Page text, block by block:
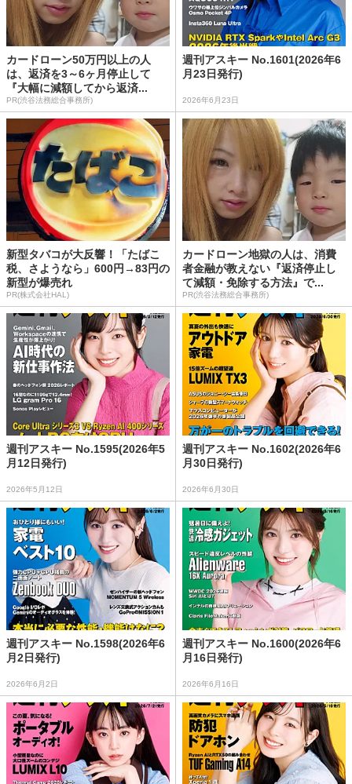
カードローン50万円以上の人
は、返済を3～6ヶ月停止して
『大幅に減額してから返済...
PR(渋谷法務総合事務所)
週刊アスキー No.1601(2026年6
月23日発行)
2026年6月23日
新型タバコが大反響！「たばこ
税、さようなら」600円→83円の
新型が爆売れ
PR(株式会社HAL)
カードローン地獄の人は、消費
者金融が教えない『返済停止し
て減額・免除する方法』で...
PR(渋谷法務総合事務所)
週刊アスキー No.1595(2026年5
月12日発行)
2026年5月12日
週刊アスキー No.1602(2026年6
月30日発行)
2026年6月30日
週刊アスキー No.1598(2026年6
月2日発行)
2026年6月2日
週刊アスキー No.1600(2026年6
月16日発行)
2026年6月16日